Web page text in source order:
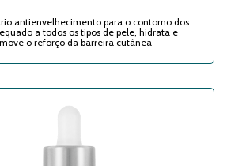
antienvelhecimento para o contorno dos
a todos os tipos de pele, hidrata e
o reforço da barreira cutânea